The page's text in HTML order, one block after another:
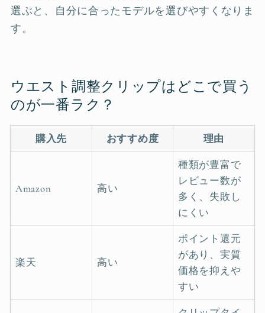
選ぶと、自分に合ったモデルを選びやすくなりま
す。
ウエスト調整クリップはどこで買う
のが一番ラク？
購入先 おすすめ度 理由
Amazon 高い
種類が豊富で
レビュー数が
多く、失敗し
にくい
楽天 高い
ポイント還元
があり、実質
価格を抑えや
すい